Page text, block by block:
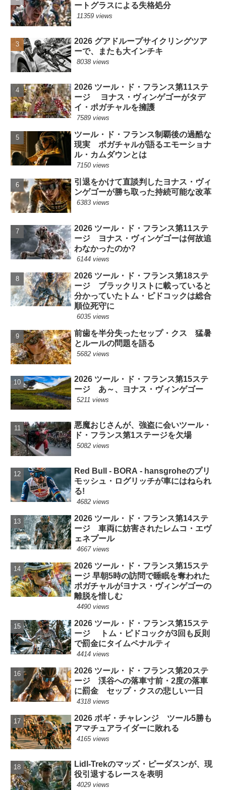
ートグラスによる失格処分
11359 views
2026 グアドループサイクリングツア
ーで、またも大インチキ
8038 views
2026 ツール・ド・フランス第11ステ
ージ ヨナス・ヴィンゲゴーがタデ
イ・ポガチャルを擁護
7589 views
ツール・ド・フランス制覇後の過酷な
現実 ポガチャルが語るエモーショナ
ル・カムダウンとは
7150 views
引退をかけて直談判したヨナス・ヴィ
ンゲゴーが勝ち取った持続可能な改革
6383 views
2026 ツール・ド・フランス第11ステ
ージ ヨナス・ヴィンゲゴーは何故追
わなかったのか?
6144 views
2026 ツール・ド・フランス第18ステ
ージ ブラックリストに載っていると
分かっていたトム・ピドコックは総合
順位死守に
6035 views
前歯を半分失ったセップ・クス 猛暑
とルールの問題を語る
5682 views
2026 ツール・ド・フランス第15ステ
ージ あ～、ヨナス・ヴィンゲゴー
5211 views
悪魔おじさんが、強盗に会いツール・
ド・フランス第1ステージを欠場
5082 views
Red Bull - BORA - hansgroheのプリ
モッシュ・ログリッチが車にはねられ
る!
4682 views
2026 ツール・ド・フランス第14ステ
ージ 車両に妨害されたレムコ・エヴ
ェネプール
4667 views
2026 ツール・ド・フランス第15ステ
ージ 早朝5時の訪問で睡眠を奪われた
ポガチャルがヨナス・ヴィンゲゴーの
離脱を惜しむ
4490 views
2026 ツール・ド・フランス第15ステ
ージ トム・ピドコックが3回も反則
で罰金にタイムペナルティ
4414 views
2026 ツール・ド・フランス第20ステ
ージ 渓谷への落車寸前・2度の落車
に罰金 セップ・クスの悲しい一日
4318 views
2026 ポギ・チャレンジ ツール5勝も
アマチュアライダーに敗れる
4165 views
Lidl-Trekのマッズ・ピーダスンが、現
役引退するレースを表明
4029 views